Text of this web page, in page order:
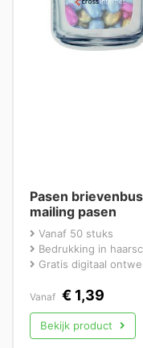
Pasen
mailing pasen
Vanaf 50 stuks
Bedrukking in
Gratis digitaal
Vanaf € 1,39
Bekijk product